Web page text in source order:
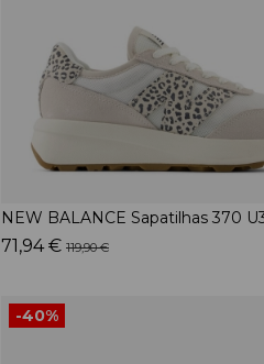
NEW BALANCE Sapatilhas 370
71,94 € 119,90 €
-40%